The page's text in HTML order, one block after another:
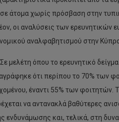
άτομα χωρίς πρόσβαση στην
οι αναλύσεις των
αναλφαβητισμού στην
Σε μελέτη όπου το ερευνητικό
ότι περίπου το 70% των
έναντι 55% των φοιτητών.
να αντανακλά βαθύτερες
ενδυνάμωσης και, τελικά, στη